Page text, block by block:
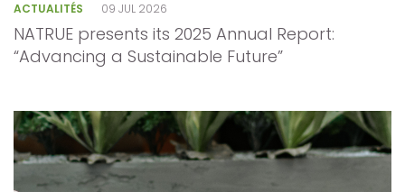
ACTUALITÉS 09 JUL 2026
NATRUE presents its 2025 Annual Report:
“Advancing a Sustainable Future”